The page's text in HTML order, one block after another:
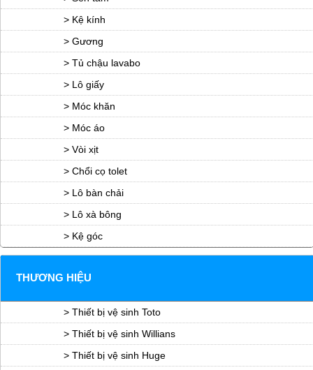
> Kệ kính
> Gương
> Tủ chậu lavabo
> Lô giấy
> Móc khăn
> Móc áo
> Vòi xịt
> Chổi cọ tolet
> Lô bàn chải
> Lô xà bông
> Kệ góc
THƯƠNG HIỆU
> Thiết bị vệ sinh Toto
> Thiết bị vệ sinh Willians
> Thiết bị vệ sinh Huge